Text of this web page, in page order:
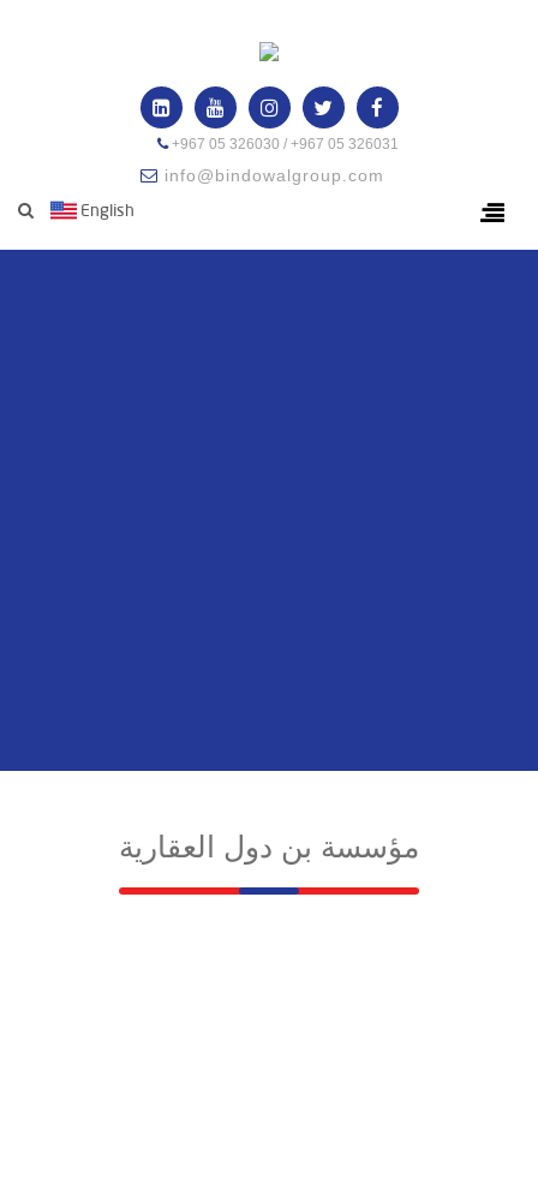
+967 05 326030 / +967 05 326031
info@bindowalgroup.com
English
مؤسسة بن دول العقارية